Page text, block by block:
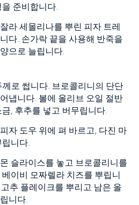
준비합니다.
라 세몰리나를 뿌린 피자 트레
다. 손가락 끝을 사용해 반죽을
으로 늘립니다.
로 썹니다. 브로콜리니의 단단
냅니다. 볼에 올리브 오일 절반
, 후추를 넣고 버무립니다.
자 도우 위에 펴 바르고, 다진 마
니다.
슬라이스를 놓고 브로콜리니를
이비 모짜렐라 치즈를 뿌립니
추 플레이크를 뿌리고 남은 올
니다.